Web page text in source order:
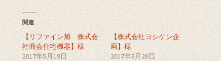
て
t
t
e
r
共
有
す
る
し
て
o
g
l
+
関連
【リファイン旭 株式会
社商会住宅機器】様
2017年5月19日
【株式会社ヨシケン企
画】様
2017年3月28日